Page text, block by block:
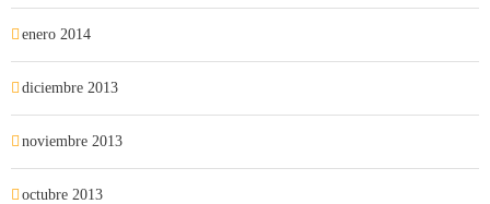
enero 2014
diciembre 2013
noviembre 2013
octubre 2013